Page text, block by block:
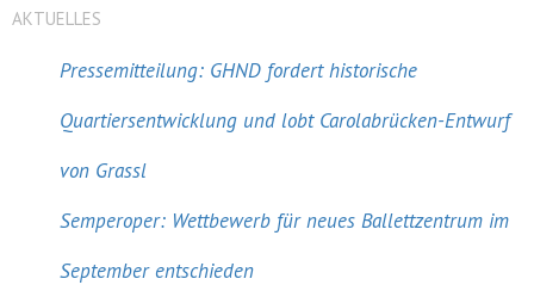
AKTUELLES
Pressemitteilung: GHND fordert historische
Quartiersentwicklung und lobt Carolabrücken-Entwurf
von Grassl
Semperoper: Wettbewerb für neues Ballettzentrum im
September entschieden